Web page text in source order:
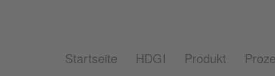
Startseite HDGI Produkt